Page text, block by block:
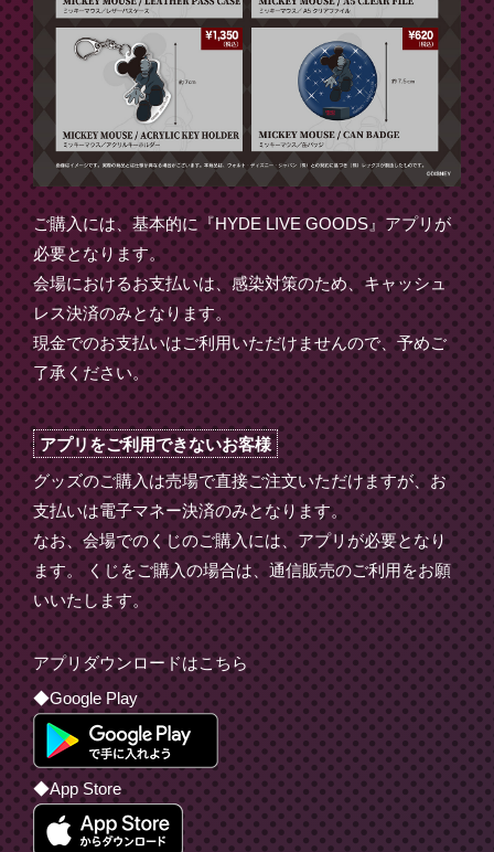
ご購入には、基本的に『HYDE LIVE GOODS』アプリが
必要となります。
会場におけるお支払いは、感染対策のため、キャッシュ
レス決済のみとなります。
現金でのお支払いはご利用いただけませんので、予めご
了承ください。
アプリをご利用できないお客様
グッズのご購入は売場で直接ご注文いただけますが、お
支払いは電子マネー決済のみとなります。
なお、会場でのくじのご購入には、アプリが必要となり
ます。 くじをご購入の場合は、通信販売のご利用をお願
いいたします。
アプリダウンロードはこちら
◆Google Play
◆App Store